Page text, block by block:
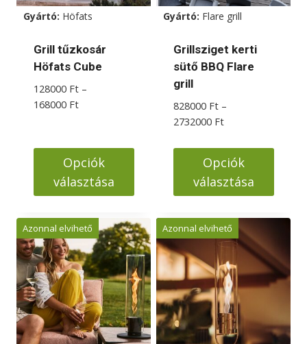
Gyártó: Höfats
Grill tűzkosár
Höfats Cube
128000 Ft –
168000 FtÁrtartomány:
168000 Ft
Opciók
választása
a
terméknek
több
variációja
van.
A
változatok
Gyártó: Flare grill
Grillsziget kerti
sütő BBQ Flare
grill
828000 Ft –
2732000 FtÁrtartomány:
-
2732000 Ft
Opciók
választása
a
terméknek
több
variációja
van.
A
változatok
Azonnal elvihető Azonnal elvihető